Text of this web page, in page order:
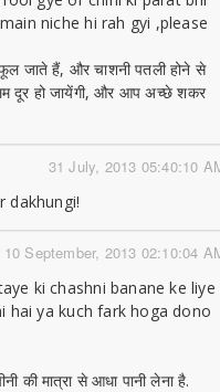
niche hi rah gyi ,please
फूल जाते हैं, और चाशनी पतली होने से
दूर हो जायेंगी, और आप अच्छे शकर
31 July, 2013 05:40:10
dakhungi!
10 September, 2013 02:10:04
ki chashni banane ke liye
hai ya kuch fark hoga dono
की मात्रा से आधा पानी लेना है.